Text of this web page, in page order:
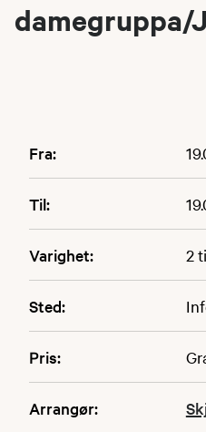
damegruppa/
Fra:
Til:
Varighet: 2
Sted:
Pris:
Arrangør: